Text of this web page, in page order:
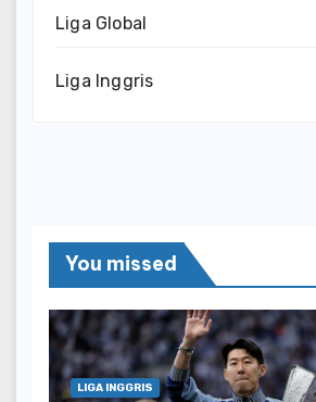
Liga Global
Liga Inggris
You missed
LIGA INGGRIS